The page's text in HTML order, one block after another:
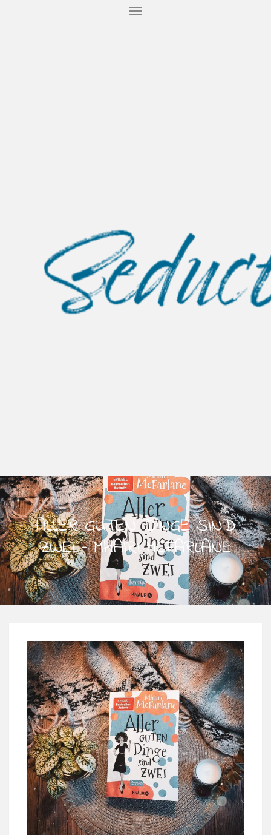
T
ALLER GUTEN DINGE SIND
ZWEI – MHAIRI MCFARLANE